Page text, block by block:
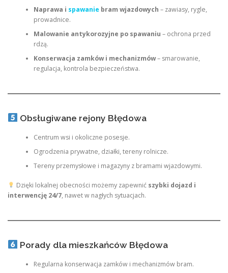
Naprawa i spawanie bram wjazdowych – zawiasy, rygle,
prowadnice.
Malowanie antykorozyjne po spawaniu – ochrona przed
rdzą.
Konserwacja zamków i mechanizmów– smarowanie,
regulacja, kontrola bezpieczeństwa.
Obsługiwane rejony Błędowa
Centrum wsi i okoliczne posesje.
Ogrodzenia prywatne, działki, tereny rolnicze.
Tereny przemysłowe i magazyny z bramami wjazdowymi.
Dzięki lokalnej obecności możemy zapewnić szybki dojazd i
interwencję 24/7, nawet w nagłych sytuacjach.
Porady dla mieszkańców Błędowa
Regularna konserwacja zamków i mechanizmów bram.